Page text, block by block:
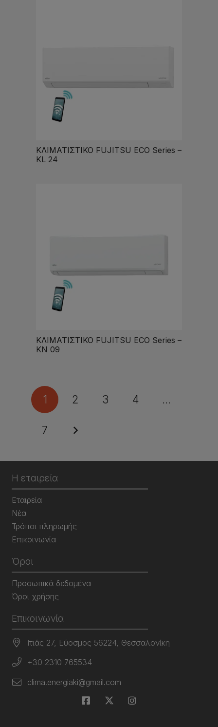
ΚΛΙΜΑΤΙΣΤΙΚΟ FUJITSU ECO Series –
KL 24
ΚΛΙΜΑΤΙΣΤΙΚΟ FUJITSU ECO Series –
KN 09
1 2 3 4 …
7
Η εταιρεία
Εταιρεία
Νέα
Τρόποι πληρωμής
Επικοινωνία
Όροι
Προσωπικά δεδομένα
Όροι χρήσης
Επικοινωνία
Ιτιάς 27, Εύοσμος 56224, Θεσσαλονίκη
+30 2310 765534
clima.energiaki@gmail.com